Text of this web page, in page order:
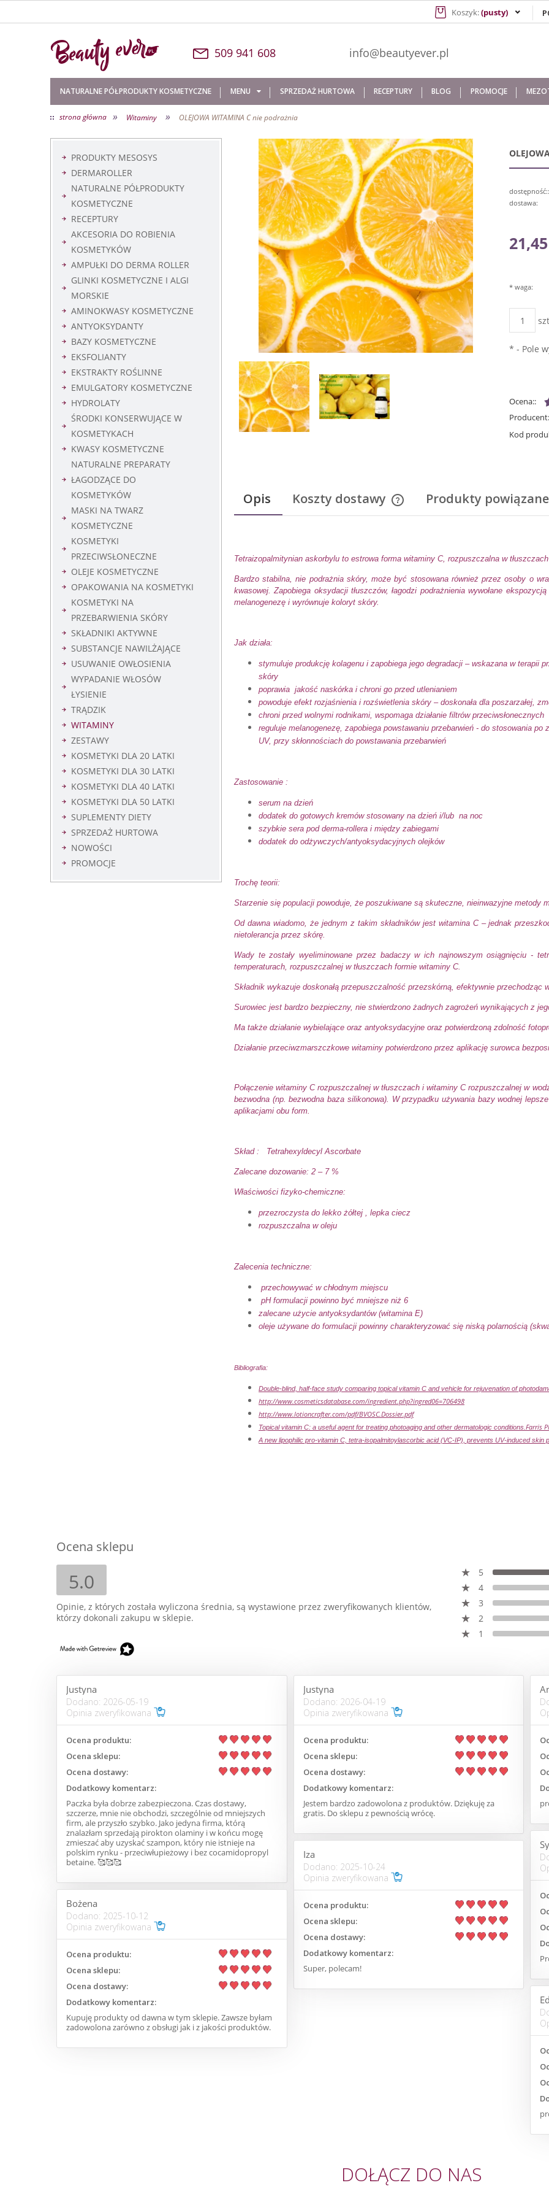
Koszyk:(pusty)
509 941 608 info@beautyever.pl
NATURALNE PÓŁPRODUKTY KOSMETYCZNE MENU SPRZEDAŻ HURTOWA RECEPTURY BLOG PROMOCJE
O NAS KONTAKT
strona główna » Witaminy » OLEJOWA WITAMINA C nie podrażnia
PRODUKTY MESOSYS
DERMAROLLER
NATURALNE PÓŁPRODUKTY
KOSMETYCZNE
RECEPTURY
AKCESORIA DO ROBIENIA
KOSMETYKÓW
AMPUŁKI DO DERMA ROLLER
GLINKI KOSMETYCZNE I ALGI
MORSKIE
AMINOKWASY KOSMETYCZNE
ANTYOKSYDANTY
BAZY KOSMETYCZNE
EKSFOLIANTY
EKSTRAKTY ROŚLINNE
EMULGATORY KOSMETYCZNE
HYDROLATY
ŚRODKI KONSERWUJĄCE W
KOSMETYKACH
KWASY KOSMETYCZNE
NATURALNE PREPARATY
ŁAGODZĄCE DO
KOSMETYKÓW
MASKI NA TWARZ
KOSMETYCZNE
KOSMETYKI
PRZECIWSŁONECZNE
OLEJE KOSMETYCZNE
OPAKOWANIA NA KOSMETYKI
KOSMETYKI NA
PRZEBARWIENIA SKÓRY
SKŁADNIKI AKTYWNE
SUBSTANCJE NAWILŻAJĄCE
USUWANIE OWŁOSIENIA
WYPADANIE WŁOSÓW
ŁYSIENIE
TRĄDZIK
WITAMINY
ZESTAWY
KOSMETYKI DLA 20 LATKI
KOSMETYKI DLA 30 LATKI
KOSMETYKI DLA 40 LATKI
KOSMETYKI DLA 50 LATKI
SUPLEMENTY DIETY
SPRZEDAŻ HURTOWA
NOWOŚCI
PROMOCJE
dostępność::
dostawa:
* waga:
* - Pole
Ocena::
Producent:
Kod
Opis Koszty dostawy Produkty powiązane
Tetraizopalmitynian askorbylu to estrowa forma witaminy C, rozpuszczalna w
Bardzo stabilna, nie podrażnia skóry, może być stosowana również przez osoby o
kwasowej. Zapobiega oksydacji tłuszczów, łagodzi podrażnienia wywołane
melanogenezę i wyrównuje koloryt skóry.
Jak działa:
stymuluje produkcję kolagenu i zapobiega jego degradacji – wskazana w terapii
skóry
poprawia jakość naskórka i chroni go przed utlenianiem
powoduje efekt rozjaśnienia i rozświetlenia skóry – doskonała dla poszarzałej,
chroni przed wolnymi rodnikami, wspomaga działanie filtrów przeciwsłonecznych
reguluje melanogenezę, zapobiega powstawaniu przebarwień - do stosowania
UV, przy skłonnościach do powstawania przebarwień
Zastosowanie :
serum na dzień
dodatek do gotowych kremów stosowany na dzień i/lub na noc
szybkie sera pod derma-rollera i między zabiegami
dodatek do odżywczych/antyoksydacyjnych olejków
Trochę teorii:
Starzenie się populacji powoduje, że poszukiwane są skuteczne, nieinwazyjne metody
Od dawna wiadomo, że jednym z takim składników jest witamina C – jednak
nietolerancja przez skórę.
Wady te zostały wyeliminowane przez badaczy w ich najnowszym osiągnięciu -
temperaturach, rozpuszczalnej w tłuszczach formie witaminy C.
Składnik wykazuje doskonałą przepuszczalność przezskórną, efektywnie
Surowiec jest bardzo bezpieczny, nie stwierdzono żadnych zagrożeń wynikających z
Ma także działanie wybielające oraz antyoksydacyjne oraz potwierdzoną zdolność
Działanie przeciwzmarszczkowe witaminy potwierdzono przez aplikację surowca
Połączenie witaminy C rozpuszczalnej w tłuszczach i witaminy C rozpuszczalnej w
bezwodna (np. bezwodna baza silikonowa). W przypadku używania bazy wodnej
aplikacjami obu form.
Skład : Tetrahexyldecyl Ascorbate
Zalecane dozowanie: 2 – 7 %
Właściwości fizyko-chemiczne:
przezroczysta do lekko żółtej , lepka ciecz
rozpuszczalna w oleju
Zalecenia techniczne:
przechowywać w chłodnym miejscu
pH formulacji powinno być mniejsze niż 6
zalecane użycie antyoksydantów (witamina E)
oleje używane do formulacji powinny charakteryzować się niską polarnością
Bibliografia:
Double-blind, half-face study comparing topical vitamin C and vehicle for rejuvenation of
http://www.cosmeticsdatabase.com/ingredient.php?ingred06=706498
http://www.lotioncrafter.com/pdf/BVOSC.Dossier.pdf
Topical vitamin C: a useful agent for treating photoaging and other dermatologic conditions. Farris
A new lipophilic pro-vitamin C, tetra-isopalmitoylascorbic acid (VC-IP), prevents UV-induced skin
Ocena sklepu
5.0
Opinie, z których została wyliczona średnia, są wystawione przez zweryfikowanych klientów,
którzy dokonali zakupu w sklepie.
5
4
3
2
1
Justyna
Dodano: 2026-05-19
Opinia zweryfikowana
Ocena produktu:
Ocena sklepu:
Ocena dostawy:
Dodatkowy komentarz:
Paczka była dobrze zabezpieczona. Czas dostawy,
szczerze, mnie nie obchodzi, szczególnie od mniejszych
firm, ale przyszło szybko. Jako jedyna firma, którą
znalazłam sprzedają pirokton olaminy i w końcu mogę
zmieszać aby uzyskać szampon, który nie istnieje na
polskim rynku - przeciwłupieżowy i bez cocamidopropyl
betaine. 🥰🥰🥰
Justyna
Dodano: 2026-04-19
Opinia zweryfikowana
Ocena produktu:
Ocena sklepu:
Ocena dostawy:
Dodatkowy komentarz:
Jestem bardzo zadowolona z produktów. Dziękuję za
gratis. Do sklepu z pewnością wrócę.
Iza
Dodano: 2025-10-24
Opinia zweryfikowana
Ocena produktu:
Ocena sklepu:
Ocena dostawy:
Dodatkowy komentarz:
Super, polecam!
Bożena
Dodano: 2025-10-12
Opinia zweryfikowana
Ocena produktu:
Ocena sklepu:
Ocena dostawy:
Dodatkowy komentarz:
Kupuję produkty od dawna w tym sklepie. Zawsze byłam
zadowolona zarówno z obsługi jak i z jakości produktów.
DOŁĄCZ DO NAS